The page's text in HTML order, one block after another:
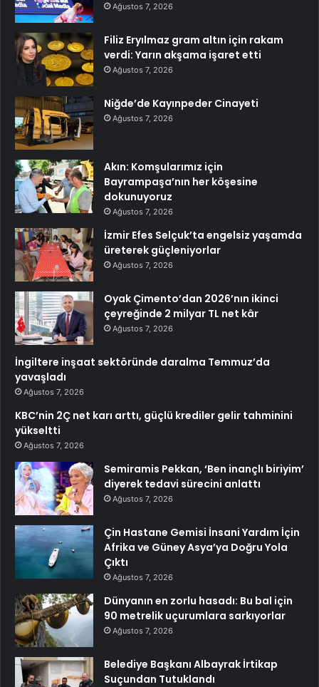
Ağustos 7, 2026
Filiz Eryılmaz gram altın için rakam
verdi: Yarın akşama işaret etti
Ağustos 7, 2026
Niğde’de Kayınpeder Cinayeti
Ağustos 7, 2026
Akın: Komşularımız için
Bayrampaşa’nın her köşesine
dokunuyoruz
Ağustos 7, 2026
İzmir Efes Selçuk’ta engelsiz yaşamda
üreterek güçleniyorlar
Ağustos 7, 2026
Oyak Çimento’dan 2026’nın ikinci
çeyreğinde 2 milyar TL net kâr
Ağustos 7, 2026
İngiltere inşaat sektöründe daralma Temmuz’da
yavaşladı
Ağustos 7, 2026
KBC’nin 2Ç net karı arttı, güçlü krediler gelir tahminini
yükseltti
Ağustos 7, 2026
Semiramis Pekkan, ‘Ben inançlı biriyim’
diyerek tedavi sürecini anlattı
Ağustos 7, 2026
Çin Hastane Gemisi İnsani Yardım İçin
Afrika ve Güney Asya’ya Doğru Yola
Çıktı
Ağustos 7, 2026
Dünyanın en zorlu hasadı: Bu bal için
90 metrelik uçurumlara sarkıyorlar
Ağustos 7, 2026
Belediye Başkanı Albayrak İrtikap
Suçundan Tutuklandı